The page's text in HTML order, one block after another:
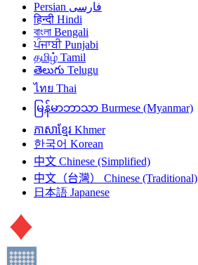
فارسی Persian
हिन्दी Hindi
বাংলা Bengali
ਪੰਜਾਬੀ Punjabi
தமிழ் Tamil
తెలుగు Telugu
ไทย Thai
မြန်မာဘာသာ Burmese (Myanmar)
ភាសាខ្មែរ Khmer
한국어 Korean
中文 Chinese (Simplified)
中文（台灣）
Chinese (Traditional)
日本語 Japanese